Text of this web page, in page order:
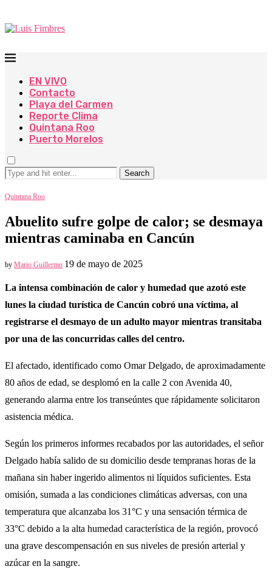
EN VIVO
Contacto
Playa del Carmen
Reporte Clima
Quintana Roo
Puerto Morelos
Search
Quintana Roo
Abuelito sufre golpe de calor; se desmaya
mientras caminaba en Cancún
by Mario Guillermo 19 de mayo de 2025
La intensa combinación de calor y humedad que azotó este
lunes la ciudad turística de Cancún cobró una víctima, al
registrarse el desmayo de un adulto mayor mientras transitaba
por una de las concurridas calles del centro.
El afectado, identificado como Omar Delgado, de aproximadamente
80 años de edad, se desplomó en la calle 2 con Avenida 40,
generando alarma entre los transeúntes que rápidamente solicitaron
asistencia médica.
Según los primeros informes recabados por las autoridades, el señor
Delgado había salido de su domicilio desde tempranas horas de la
mañana sin haber ingerido alimentos ni líquidos suficientes. Esta
omisión, sumada a las condiciones climáticas adversas, con una
temperatura que alcanzaba los 31°C y una sensación térmica de
33°C debido a la alta humedad característica de la región, provocó
una grave descompensación en sus niveles de presión arterial y
azúcar en la sangre.